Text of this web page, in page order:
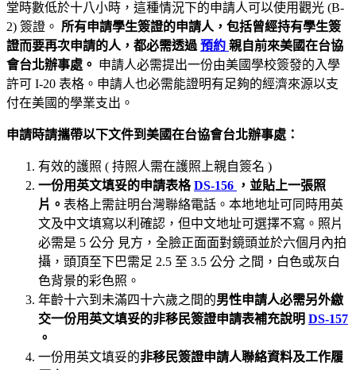
堂時數低於十八小時，這種情況下的申請人可以使用觀光 (B-
2) 簽證。 所有申請學生簽證的申請人，包括曾經持有學生簽
證而要再次申請的人，都必需透過 預約 親自前來美國在台協
會台北辦事處。 申請人必需提出一份由美國學校簽發的入學
許可 I-20 表格。申請人也必需能證明有足夠的經濟來源以支
付在美國的學業支出。
申請時請攜帶以下文件到美國在台協會台北辦事處：
有效的護照 ( 持照人需在護照上親自簽名 )
一份用英文填妥的申請表格DS-156 ，並貼上一張照
片。 表格上需註明台灣聯絡電話。本地地址可同時用英
文及中文填寫以利確認，但中文地址可選擇不寫。照片
必需是 5 公分 見方，全臉正面面對鏡頭並於六個月內拍
攝，頭頂至下巴需足 2.5 至 3.5 公分 之間，白色或灰白
色背景的彩色照。
年齡十六到未滿四十六歲之間的男性申請人必需另外繳
交一份用英文填妥的非移民簽證申請表補充說明 DS-157
。
一份用英文填妥的非移民簽證申請人聯絡資料及工作履